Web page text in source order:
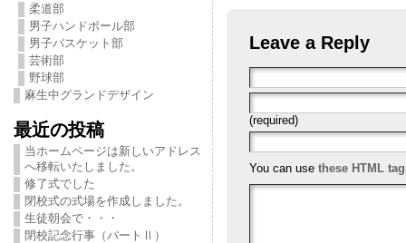
柔道部
男子ハンドボール部
男子バスケット部
芸術部
野球部
麻生中グランドデザイン
最近の投稿
当ホームページは新しいアドレス
へ移転いたしました。
修了式でした
閉校式の式場を作成しました。
生徒朝会で・・・
閉校記念行事（パートⅡ）
Leave a Reply
(required)
You can use these HTML